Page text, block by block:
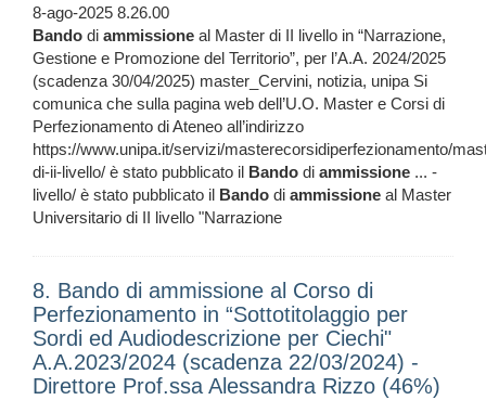
8-ago-2025 8.26.00
Bando di ammissione al Master di II livello in “Narrazione,
Gestione e Promozione del Territorio”, per l’A.A. 2024/2025
(scadenza 30/04/2025) master_Cervini, notizia, unipa Si
comunica che sulla pagina web dell’U.O. Master e Corsi di
Perfezionamento di Ateneo all’indirizzo
https://www.unipa.it/servizi/masterecorsidiperfezionamento/
di-ii-livello/ è stato pubblicato il Bando di ammissione ... -
livello/ è stato pubblicato il Bando di ammissione al Master
Universitario di II livello "Narrazione
8. Bando di ammissione al Corso di
Perfezionamento in “Sottotitolaggio per
Sordi ed Audiodescrizione per Ciechi"
A.A.2023/2024 (scadenza 22/03/2024) -
Direttore Prof.ssa Alessandra Rizzo (46%)